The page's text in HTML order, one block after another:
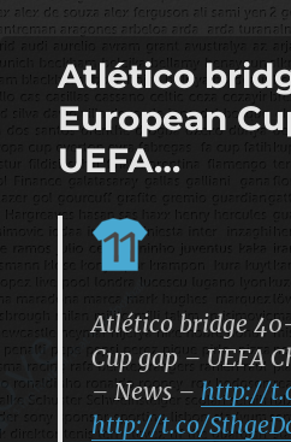
footbaLLove
Atlético
European
UEFA…
Atlético bridge
Cup gap – UEFA
– News – http://
http://t.co/